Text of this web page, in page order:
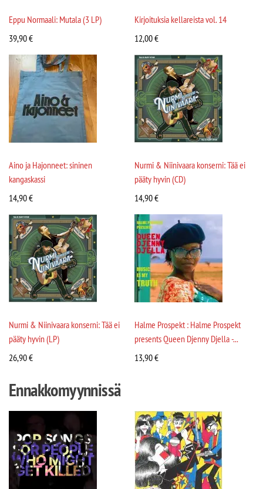
Eppu Normaali: Mutala (3 LP)
39,90€
Kirjoituksia kellareista vol. 14
12,00€
Aino ja Hajonneet: sininen
kangaskassi
14,90€
Nurmi & Niinivaara konserni: Tää ei
pääty hyvin (CD)
14,90€
Nurmi & Niinivaara konserni: Tää ei
pääty hyvin (LP)
26,90€
Halme Prospekt : Halme Prospekt
presents Queen Djenny Djella -...
13,90€
Ennakkomyynnissä